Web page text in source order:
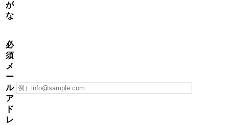
が
な
必
須
メ
ー
ル
ア
ド
レ